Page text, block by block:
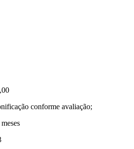
conforme avaliação;